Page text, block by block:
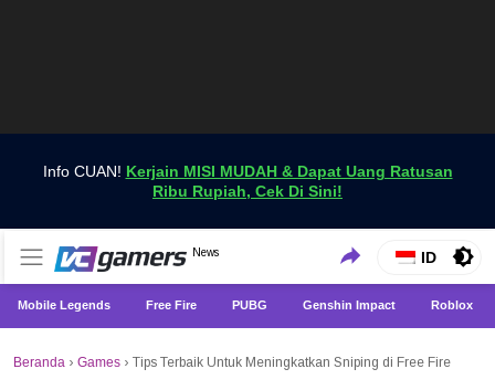
Info CUAN! Kerjain MISI MUDAH & Dapat Uang Ratusan
Ribu Rupiah, Cek Di Sini!
VCGamers News
News
Dapatkan Berita Games Terbaru Hanya di VCGamers
ID
Mobile Legends Free Fire PUBG Genshin Impact Roblox
Beranda › Games › Tips Terbaik Untuk Meningkatkan Sniping di Free Fire